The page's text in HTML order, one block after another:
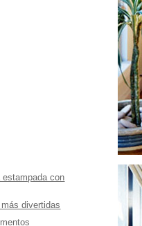
estampada con
divertidas